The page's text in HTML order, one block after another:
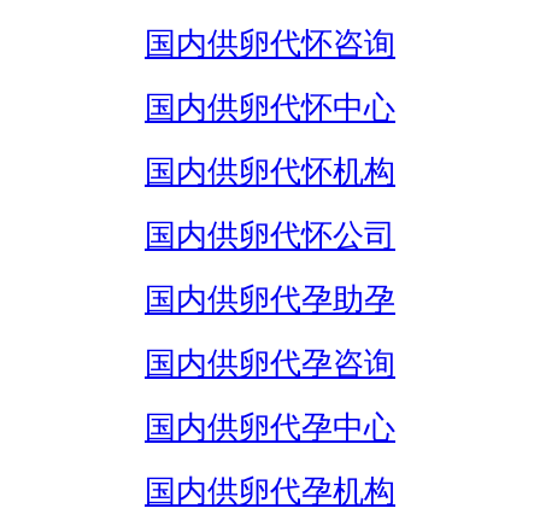
国内供卵代怀咨询
国内供卵代怀中心
国内供卵代怀机构
国内供卵代怀公司
国内供卵代孕助孕
国内供卵代孕咨询
国内供卵代孕中心
国内供卵代孕机构